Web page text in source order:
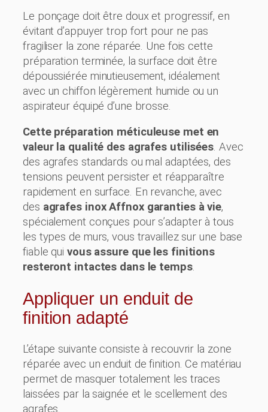
Le ponçage doit être doux et progressif, en
évitant d’appuyer trop fort pour ne pas
fragiliser la zone réparée. Une fois cette
préparation terminée, la surface doit être
dépoussiérée minutieusement, idéalement
avec un chiffon légèrement humide ou un
aspirateur équipé d’une brosse.
Cette préparation méticuleuse met en
valeur la qualité des agrafes utilisées. Avec
des agrafes standards ou mal adaptées, des
tensions peuvent persister et réapparaître
rapidement en surface. En revanche, avec
des agrafes inox Affnox garanties à vie,
spécialement conçues pour s’adapter à tous
les types de murs, vous travaillez sur une base
fiable qui vous assure que les finitions
resteront intactes dans le temps.
Appliquer un enduit de
finition adapté
L’étape suivante consiste à recouvrir la zone
réparée avec un enduit de finition. Ce matériau
permet de masquer totalement les traces
laissées par la saignée et le scellement des
agrafes.